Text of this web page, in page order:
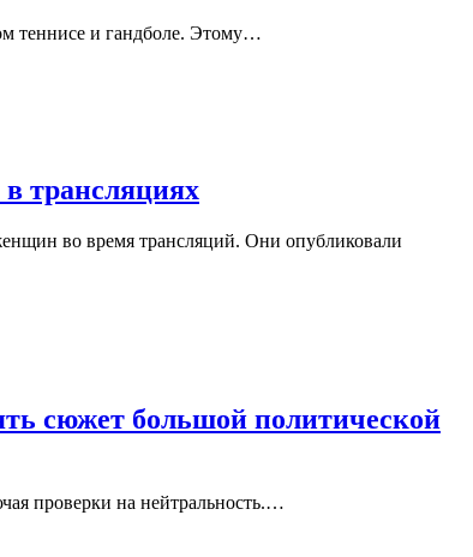
теннисе и гандболе. Этому…
трансляциях
во время трансляций. Они опубликовали
сюжет большой политической
проверки на нейтральность.…